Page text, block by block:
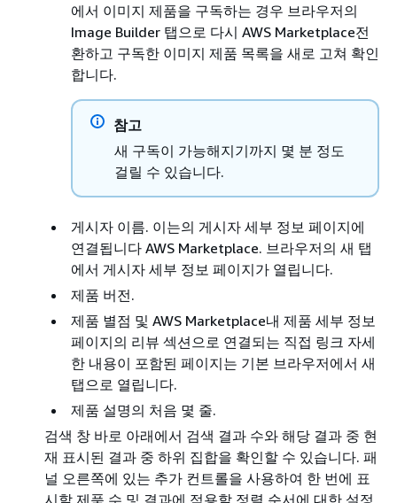
에서 이미지 제품을 구독하는 경우 브라우저의
Image Builder 탭으로 다시 AWS Marketplace전
환하고 구독한 이미지 제품 목록을 새로 고쳐 확인
합니다.
참고
새 구독이 가능해지기까지 몇 분 정도
걸릴 수 있습니다.
게시자 이름. 이는의 게시자 세부 정보 페이지에
연결됩니다 AWS Marketplace. 브라우저의 새 탭
에서 게시자 세부 정보 페이지가 열립니다.
제품 버전.
제품 별점 및 AWS Marketplace내 제품 세부 정보
페이지의 리뷰 섹션으로 연결되는 직접 링크 자세
한 내용이 포함된 페이지는 기본 브라우저에서 새
탭으로 열립니다.
제품 설명의 처음 몇 줄.
검색 창 바로 아래에서 검색 결과 수와 해당 결과 중 현
재 표시된 결과 중 하위 집합을 확인할 수 있습니다. 패
널 오른쪽에 있는 추가 컨트롤을 사용하여 한 번에 표
시할 제품 수 및 결과에 적용할 정렬 순서에 대한 설정